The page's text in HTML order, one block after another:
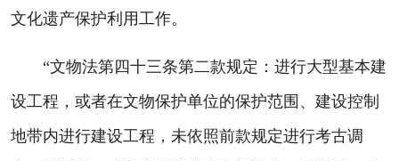
文化遗产保护利用工作。
“文物法第四十三条第二款规定：进行大型基本建
设工程，或者在文物保护单位的保护范围、建设控制
地带内进行建设工程，未依照前款规定进行考古调